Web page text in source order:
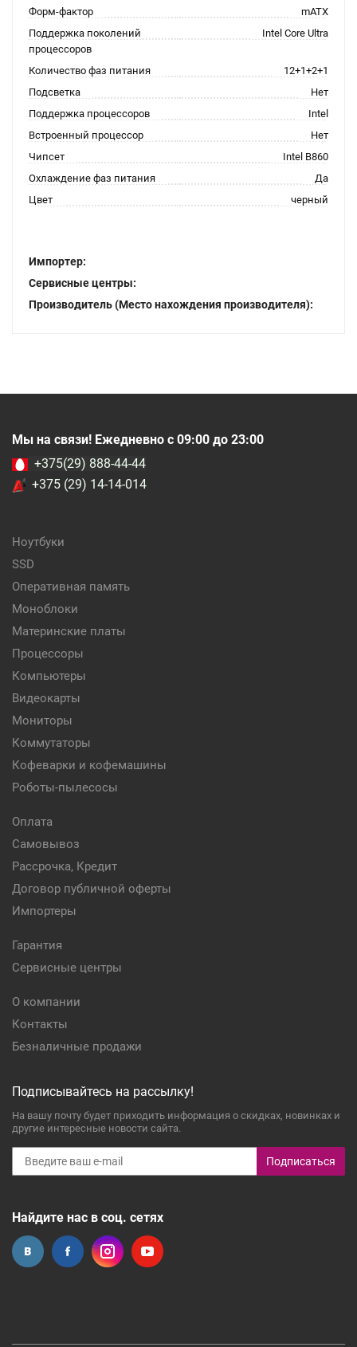
Форм-фактор
mATX
Поддержка поколений
процессоров
Intel Core Ultra
Количество фаз питания
12+1+2+1
Подсветка
Нет
Поддержка процессоров
Intel
Встроенный процессор
Нет
Чипсет
Intel B860
Охлаждение фаз питания
Да
Цвет
черный
Импортер:
Сервисные центры:
Производитель (Место нахождения производителя):
Мы на связи! Ежедневно с 09:00 до 23:00
+375(29) 888-44-44
+375 (29) 14-14-014
Ноутбуки
SSD
Оперативная память
Моноблоки
Материнские платы
Процессоры
Компьютеры
Видеокарты
Мониторы
Коммутаторы
Кофеварки и кофемашины
Роботы-пылесосы
Оплата
Самовывоз
Рассрочка, Кредит
Договор публичной оферты
Импортеры
Гарантия
Сервисные центры
О компании
Контакты
Безналичные продажи
Подписывайтесь на рассылку!
На вашу почту будет приходить информация о скидках, новинках и
другие интересные новости сайта.
Подписаться
Найдите нас в соц. сетях